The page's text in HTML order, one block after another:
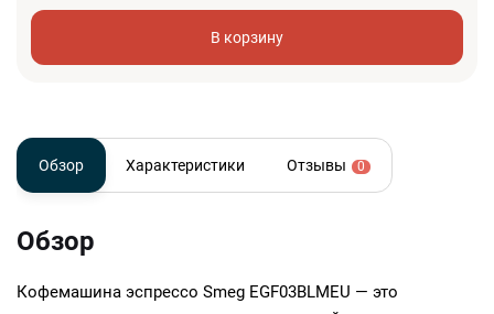
В корзину
Обзор Характеристики Отзывы 0
Обзор
Кофемашина эспрессо Smeg EGF03BLMEU — это